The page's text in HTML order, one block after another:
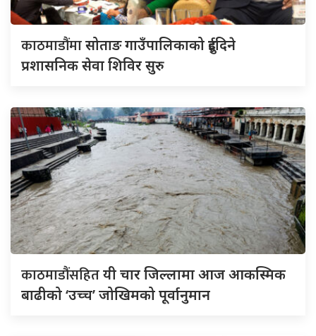
काठमाडौंमासोताङ गाउँपालिकाको दुईदिने
प्रशासनिक सेवा शिविर सुरु
काठमाडौंसहितयी चार जिल्लामा आज आकस्मिक
बाढीको ‘उच्च’ जोखिमको पूर्वानुमान